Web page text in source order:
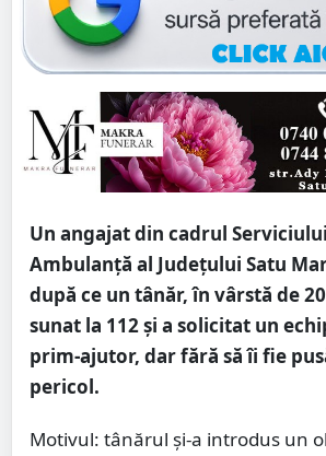
Un angajat din cadrul
Ambulanță al Județului Satu
după ce un tânăr, în vârstă de
sunat la 112 și a solicitat un
prim-ajutor, dar fără să îi fie
pericol.
Motivul: tânărul și-a introdus un